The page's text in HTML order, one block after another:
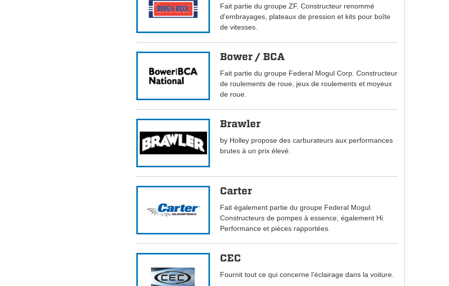
Fait partie du groupe ZF. Constructeur renommé
d'embrayages, plateaux de pression et kits pour boîte
de vitesses.
Bower / BCA
Fait partie du groupe Federal Mogul Corp. Constructeur
de roulements de roue, jeux de roulements et moyeux
de roue.
Brawler
by Holley propose des carburateurs aux performances
brutes à un prix élevé.
Carter
Fait également partie du groupe Federal Mogul.
Constructeurs de pompes à essence, également Hi
Performance et pièces rapportées.
CEC
Fournit tout ce qui concerne l'éclairage dans la voiture.